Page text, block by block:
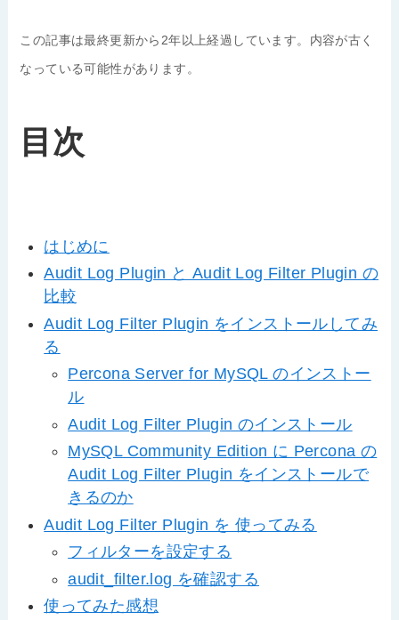
この記事は最終更新から2年以上経過しています。内容が古く
なっている可能性があります。
目次
はじめに
Audit Log Plugin と Audit Log Filter Plugin の
比較
Audit Log Filter Plugin をインストールしてみ
る
Percona Server for MySQL のインストー
ル
Audit Log Filter Plugin のインストール
MySQL Community Edition に Percona の
Audit Log Filter Plugin をインストールで
きるのか
Audit Log Filter Plugin を 使ってみる
フィルターを設定する
audit_filter.log を確認する
使ってみた感想